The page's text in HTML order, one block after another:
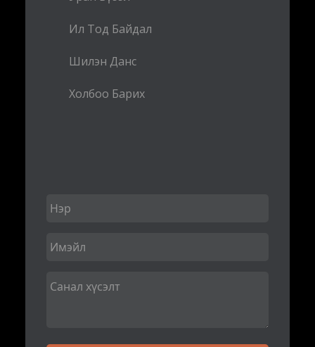
Ил Тод Байдал
Шилэн Данс
Холбоо Барих